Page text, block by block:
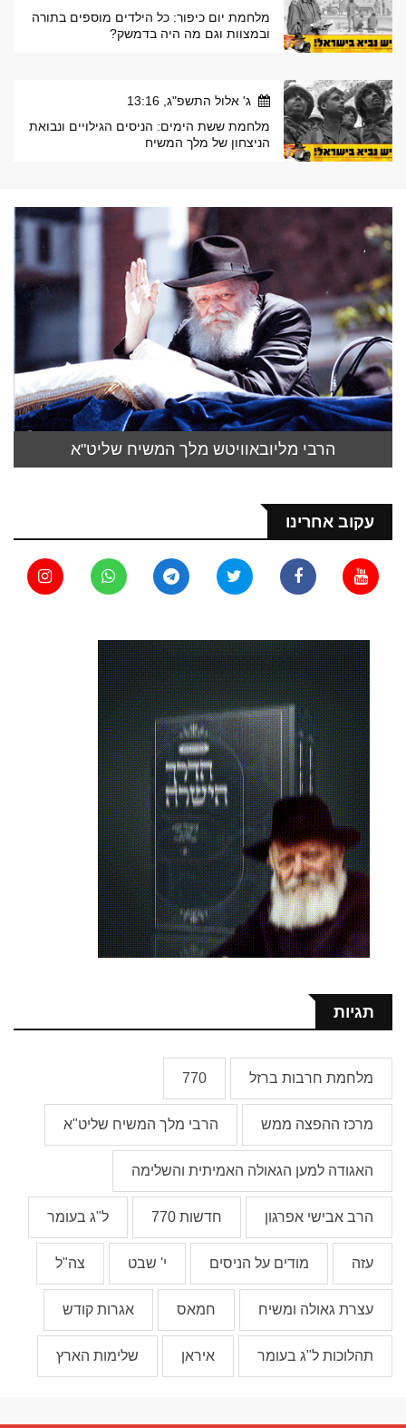
מלחמת יום כיפור: כל הילדים מוספים בתורה
ובמצוות וגם מה היה בדמשק?
ג' אלול התשפ"ג, 13:16
מלחמת ששת הימים: הניסים הגילויים ונבואת
הניצחון של מלך המשיח
הרבי מליובאוויטש מלך המשיח שליט"א
עקוב אחרינו
תגיות
מלחמת חרבות ברזל 770
מרכז ההפצה ממש הרבי מלך המשיח שליט"א
האגודה למען הגאולה האמיתית והשלימה
הרב אבישי אפרגון חדשות 770 ל"ג בעומר
עזה מודים על הניסים י' שבט צה"ל
עצרת גאולה ומשיח חמאס אגרות קודש
תהלוכות ל"ג בעומר איראן שלימות הארץ